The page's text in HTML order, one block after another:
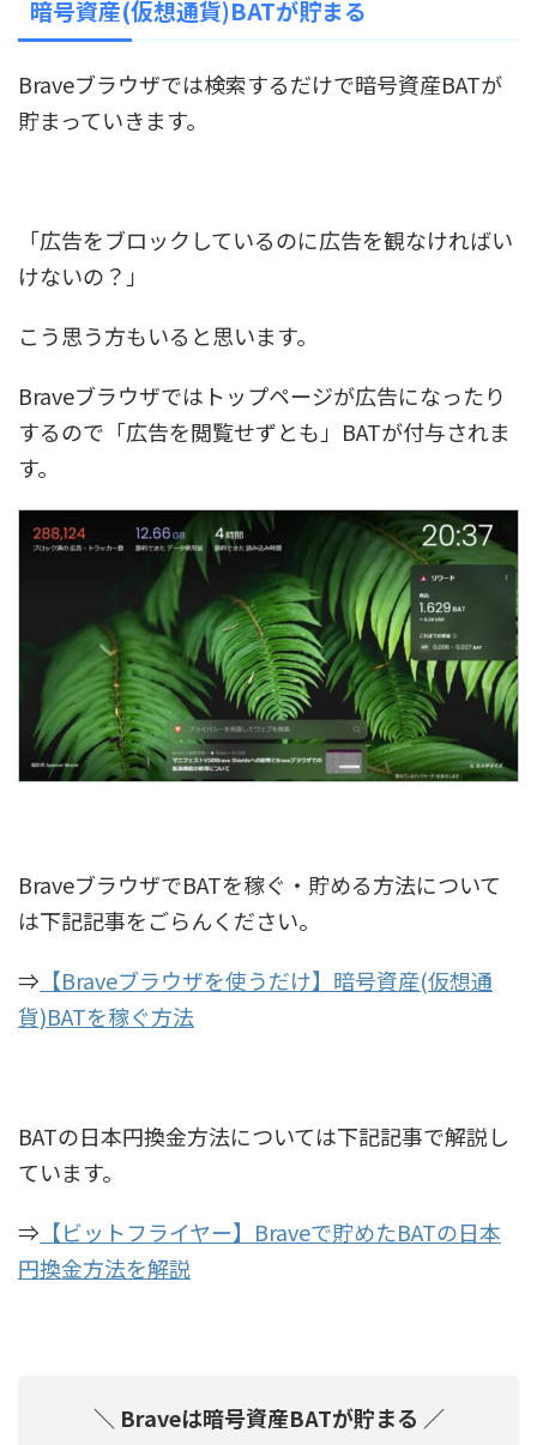
暗号資産(仮想通貨)BATが貯まる
Braveブラウザでは検索するだけで暗号資産BATが
貯まっていきます。
「広告をブロックしているのに広告を観なければい
けないの？」
こう思う方もいると思います。
Braveブラウザではトップページが広告になったり
するので「広告を閲覧せずとも」BATが付与されま
す。
BraveブラウザでBATを稼ぐ・貯める方法について
は下記記事をごらんください。
⇒ 【Braveブラウザを使うだけ】暗号資産(仮想通
貨)BATを稼ぐ方法
BATの日本円換金方法については下記記事で解説し
ています。
⇒ 【ビットフライヤー】Braveで貯めたBATの日本
円換金方法を解説
＼ Braveは暗号資産BATが貯まる ／